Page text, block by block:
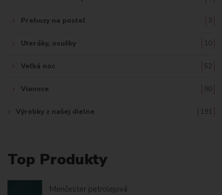
Prehozy na posteľ 3
Uteráky, osušky 10
Veľká noc 52
Vianoce 90
Výrobky z našej dielne 191
Top Produkty
Menčester petrolejová